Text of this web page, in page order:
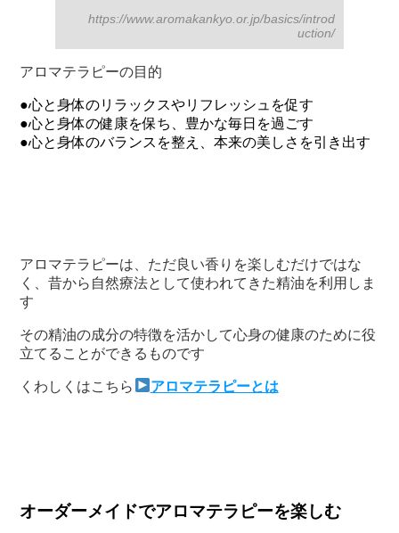
https://www.aromakankyo.or.jp/basics/introd
uction/
アロマテラピーの目的
●心と身体のリラックスやリフレッシュを促す
●心と身体の健康を保ち、豊かな毎日を過ごす
●心と身体のバランスを整え、本来の美しさを引き出す
アロマテラピーは、ただ良い香りを楽しむだけではな
く、昔から自然療法として使われてきた精油を利用しま
す
その精油の成分の特徴を活かして心身の健康のために役
立てることができるものです
くわしくはこちら アロマテラピーとは
オーダーメイドでアロマテラピーを楽しむ